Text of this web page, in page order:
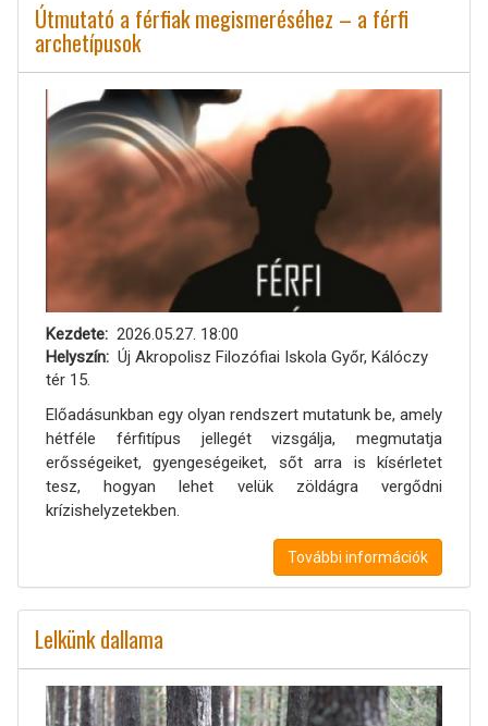
Útmutató a férfiak megismeréséhez – a férfi
archetípusok
Kezdete
2026.05.27. 18:00
Helyszín
Új Akropolisz Filozófiai Iskola Győr, Kálóczy
tér 15.
Előadásunkban egy olyan rendszert mutatunk be, amely
hétféle férfitípus jellegét vizsgálja, megmutatja
erősségeiket, gyengeségeiket, sőt arra is kísérletet
tesz, hogyan lehet velük zöldágra vergődni
krízishelyzetekben.
További információk
Lelkünk dallama